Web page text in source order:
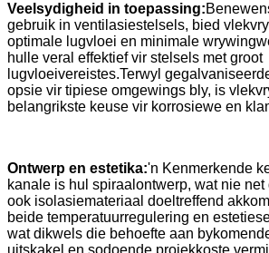
Veelsydigheid in toepassing:
gebruik in ventilasiestelsels, bied
optimale lugvloei en minimale
hulle veral effektief vir stelsels met groot
lugvloeivereistes.Terwyl
opsie vir tipiese omgewings bly, is
belangrikste keuse vir korrosiewe en
Ontwerp en estetika:'n Kenmerkende
kanale is hul spiraalontwerp, wat nie
ook isolasiemateriaal doeltreffend
beide temperatuurregulering en
wat dikwels die behoefte aan